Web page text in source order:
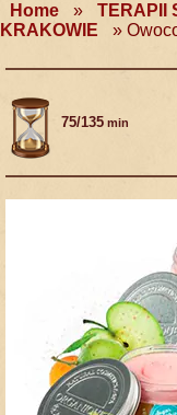
Home »
TERAPII
KRAKOWIE
»
75/135 min